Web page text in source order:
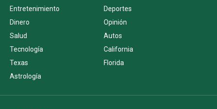
Entretenimiento
Deportes
Dinero
Opinión
Salud
Autos
Tecnología
California
Texas
Florida
Astrología